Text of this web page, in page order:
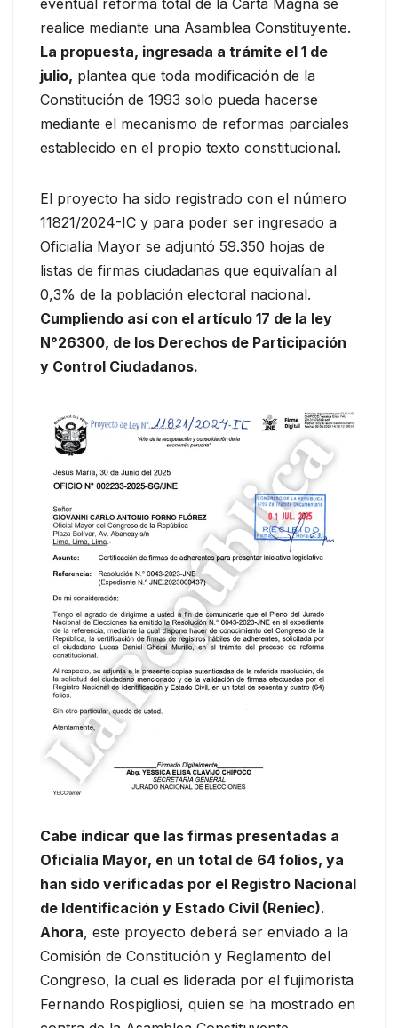
realice mediante una Asamblea Constituyente.
La propuesta, ingresada a trámite el 1 de
julio, plantea que toda modificación de la
Constitución de 1993 solo pueda hacerse
mediante el mecanismo de reformas parciales
establecido en el propio texto constitucional.
El proyecto ha sido registrado con el número
11821/2024-IC y para poder ser ingresado a
Oficialía Mayor se adjuntó 59.350 hojas de
listas de firmas ciudadanas que equivalían al
0,3% de la población electoral nacional.
Cumpliendo así con el artículo 17 de la ley
N°26300, de los Derechos de Participación
y Control Ciudadanos.
Cabe indicar que las firmas presentadas a
Oficialía Mayor, en un total de 64 folios, ya
han sido verificadas por el Registro Nacional
de Identificación y Estado Civil (Reniec).
Ahora, este proyecto deberá ser enviado a la
Comisión de Constitución y Reglamento del
Congreso, la cual es liderada por el fujimorista
Fernando Rospigliosi, quien se ha mostrado en